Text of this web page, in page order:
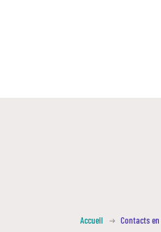
Accueil Contacts